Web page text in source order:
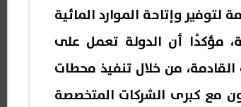
وإتاحة الموارد المائية
مؤكدًا أن الدولة تعمل على
من خلال تنفيذ محطات
مع كبرى الشركات المتخصصة